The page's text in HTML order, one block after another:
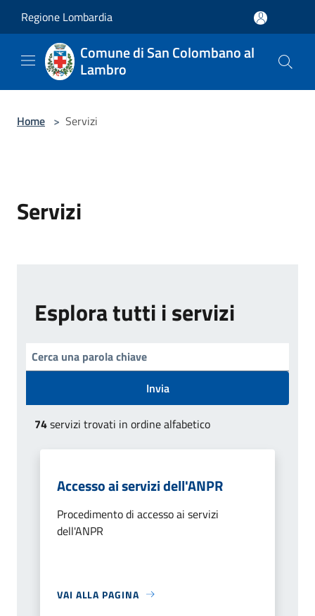
Regione Lombardia
Comune di San Colombano al
Lambro
Home > Servizi
Servizi
Esplora tutti i servizi
Invia
74servizi trovati in ordine alfabetico
Accesso ai servizi dell'ANPR
Procedimento di accesso ai servizi
dell'ANPR
VAI ALLA PAGINA